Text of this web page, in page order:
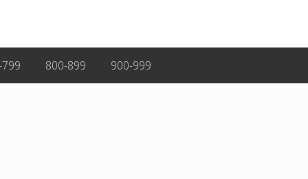
800-899 900-999